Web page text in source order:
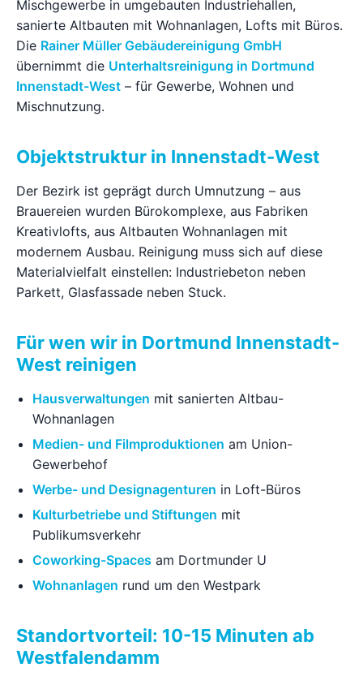
Ratgeber
Kontakt
Jetzt anfragen
Mischgewerbe in umgebauten Industriehallen,
sanierte Altbauten mit Wohnanlagen, Lofts mit Büros.
Die Rainer Müller Gebäudereinigung GmbH
übernimmt die Unterhaltsreinigung in Dortmund
Innenstadt-West – für Gewerbe, Wohnen und
Mischnutzung.
Objektstruktur in Innenstadt-West
Der Bezirk ist geprägt durch Umnutzung – aus
Brauereien wurden Bürokomplexe, aus Fabriken
Kreativlofts, aus Altbauten Wohnanlagen mit
modernem Ausbau. Reinigung muss sich auf diese
Materialvielfalt einstellen: Industriebeton neben
Parkett, Glasfassade neben Stuck.
Für wen wir in Dortmund Innenstadt-
West reinigen
Hausverwaltungen mit sanierten Altbau-
Wohnanlagen
Medien- und Filmproduktionen am Union-
Gewerbehof
Werbe- und Designagenturen in Loft-Büros
Kulturbetriebe und Stiftungen mit
Publikumsverkehr
Coworking-Spaces am Dortmunder U
Wohnanlagen rund um den Westpark
Standortvorteil: 10-15 Minuten ab
Westfalendamm